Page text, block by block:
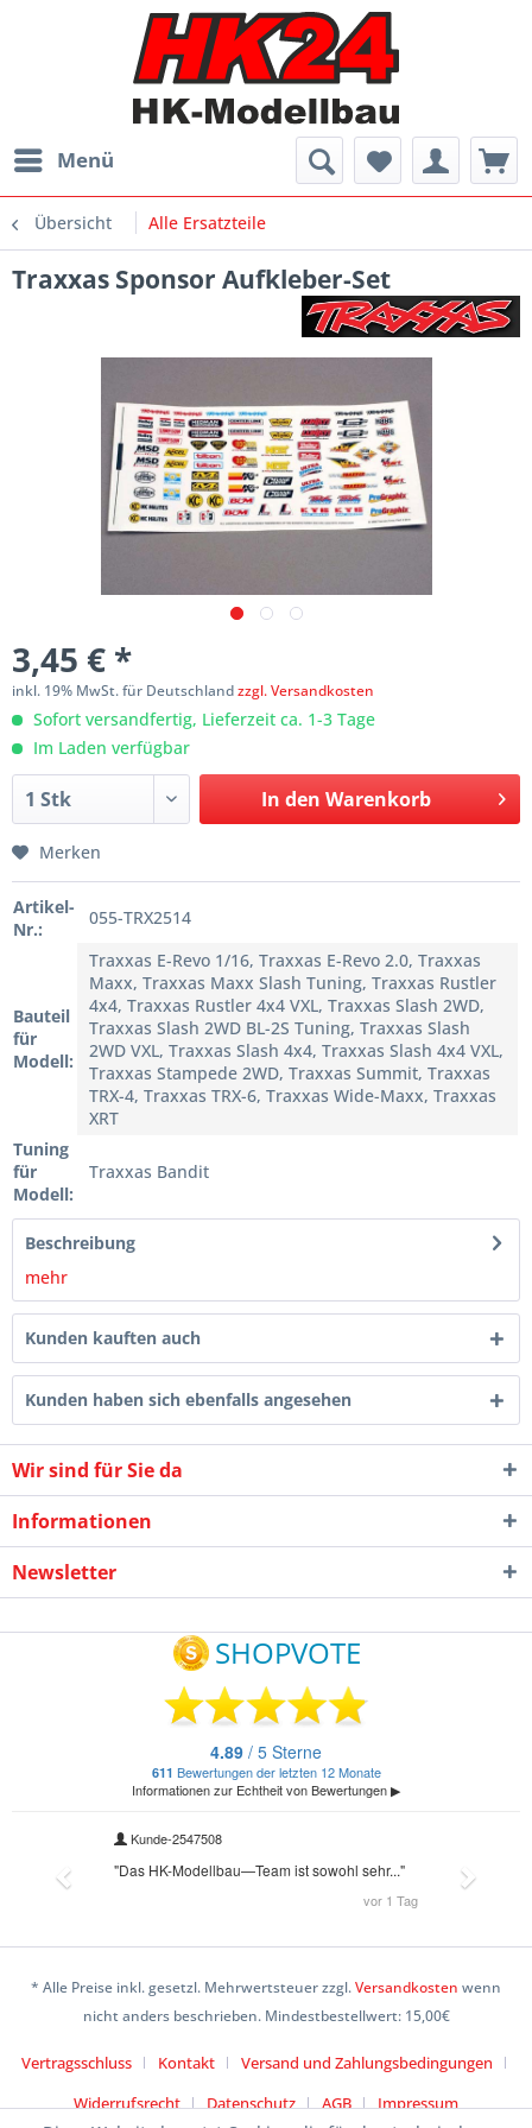
Menü
Übersicht Alle Ersatzteile
Traxxas Sponsor Aufkleber-Set
3,45 € *
inkl. 19% MwSt. für Deutschlandzzgl. Versandkosten
Sofort versandfertig, Lieferzeit ca. 1-3 Tage
Im Laden verfügbar
In den Warenkorb
Merken
Artikel-
Nr.:
055-TRX2514
Bauteil
für
Modell:
Traxxas E-Revo 1/16, Traxxas E-Revo 2.0, Traxxas
Maxx, Traxxas Maxx Slash Tuning, Traxxas Rustler
4x4, Traxxas Rustler 4x4 VXL, Traxxas Slash 2WD,
Traxxas Slash 2WD BL-2S Tuning, Traxxas Slash
2WD VXL, Traxxas Slash 4x4, Traxxas Slash 4x4 VXL,
Traxxas Stampede 2WD, Traxxas Summit, Traxxas
TRX-4, Traxxas TRX-6, Traxxas Wide-Maxx, Traxxas
XRT
Tuning
für
Modell:
Traxxas Bandit
Beschreibung
mehr
Kunden kauften auch
Kunden haben sich ebenfalls angesehen
Wir sind für Sie da
Informationen
Newsletter
* Alle Preise inkl. gesetzl. Mehrwertsteuer zzgl.Versandkosten wenn
nicht anders beschrieben. Mindestbestellwert: 15,00€
Vertragsschluss Kontakt
Versand und Zahlungsbedingungen
Widerrufsrecht
Datenschutz AGB Impressum